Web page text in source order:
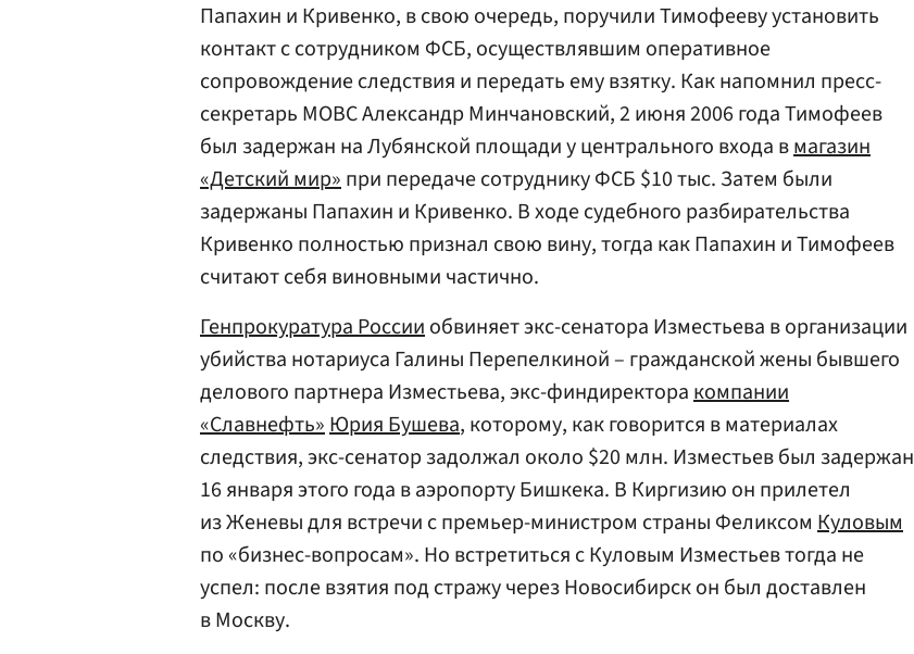
Папахин и Кривенко, в свою очередь, поручили Тимофееву установить
контакт с сотрудником ФСБ, осуществлявшим оперативное
сопровождение следствия и передать ему взятку. Как напомнил пресс-
секретарь МОВС Александр Минчановский, 2 июня 2006 года Тимофеев
был задержан на Лубянской площади у центрального входа вмагазин
«Детский мир»при передаче сотруднику ФСБ $10 тыс. Затем были
задержаны Папахин и Кривенко. В ходе судебного разбирательства
Кривенко полностью признал свою вину, тогда как Папахин и Тимофеев
считают себя виновными частично.
Генпрокуратура Россииобвиняет экс-сенатора Изместьева в организации
убийства нотариуса Галины Перепелкиной – гражданской жены бывшего
делового партнера Изместьева, экс-финдиректоракомпании
«Славнефть»Юрия Бушева, которому, как говорится в материалах
следствия, экс-сенатор задолжал около $20 млн. Изместьев был задержан
16 января этого года в аэропорту Бишкека. В Киргизию он прилетел
из Женевы для встречи с премьер-министром страны Феликсом Куловым
по «бизнес-вопросам». Но встретиться с Куловым Изместьев тогда не
успел: после взятия под стражу через Новосибирск он был доставлен
в Москву.